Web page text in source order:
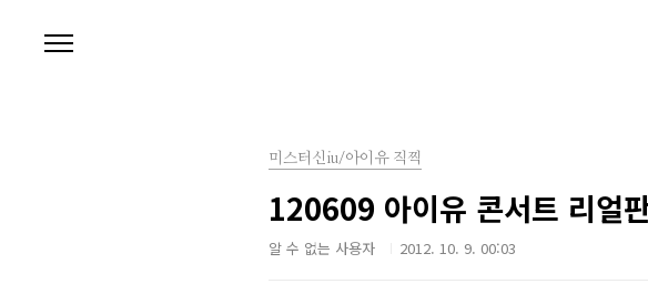
미스터신iu/아이유 직찍
120609 아이유 콘서트 리얼
알 수 없는 사용자 2012. 10. 9. 00:03